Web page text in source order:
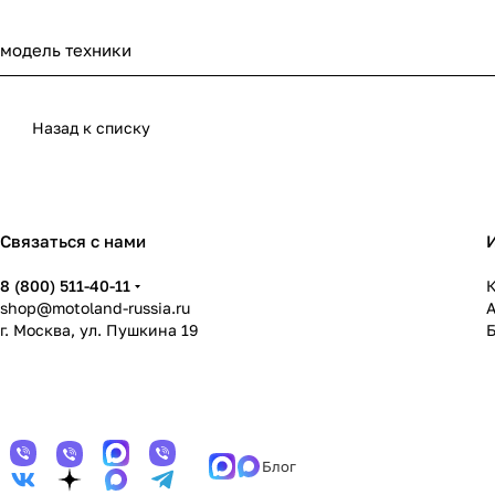
модель техники
Назад к списку
Связаться с нами
8 (800) 511-40-11
shop@motoland-russia.ru
г. Москва, ул. Пушкина 19
Блог